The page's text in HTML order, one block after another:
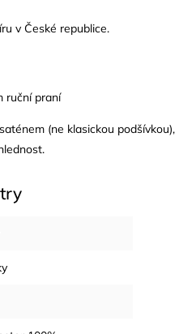
v České republice.
ruční praní
(ne klasickou podšívkou),